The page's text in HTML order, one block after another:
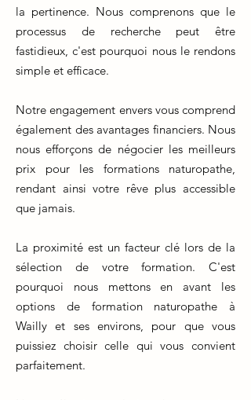
la pertinence. Nous comprenons que le
processus de recherche peut être
fastidieux, c'est pourquoi nous le rendons
simple et efficace.
Notre engagement envers vous comprend
également des avantages financiers. Nous
nous efforçons de négocier les meilleurs
prix pour les formations naturopathe,
rendant ainsi votre rêve plus accessible
que jamais.
La proximité est un facteur clé lors de la
sélection de votre formation. C'est
pourquoi nous mettons en avant les
options de formation naturopathe à
Wailly et ses environs, pour que vous
puissiez choisir celle qui vous convient
parfaitement.